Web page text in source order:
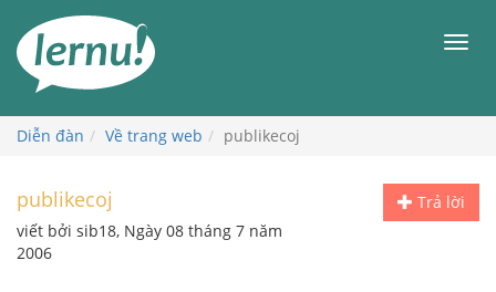
đến
phần
dung
Diễn đàn Về trang web publikecoj
Trả lời
publikecoj
viết bởi sib18, Ngày 08 tháng 7 năm
2006